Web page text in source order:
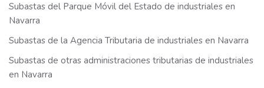
Subastas del Parque Móvil del Estado de industriales en
Navarra
Subastas de la Agencia Tributaria de industriales en Navarra
Subastas de otras administraciones tributarias de industriales
en Navarra